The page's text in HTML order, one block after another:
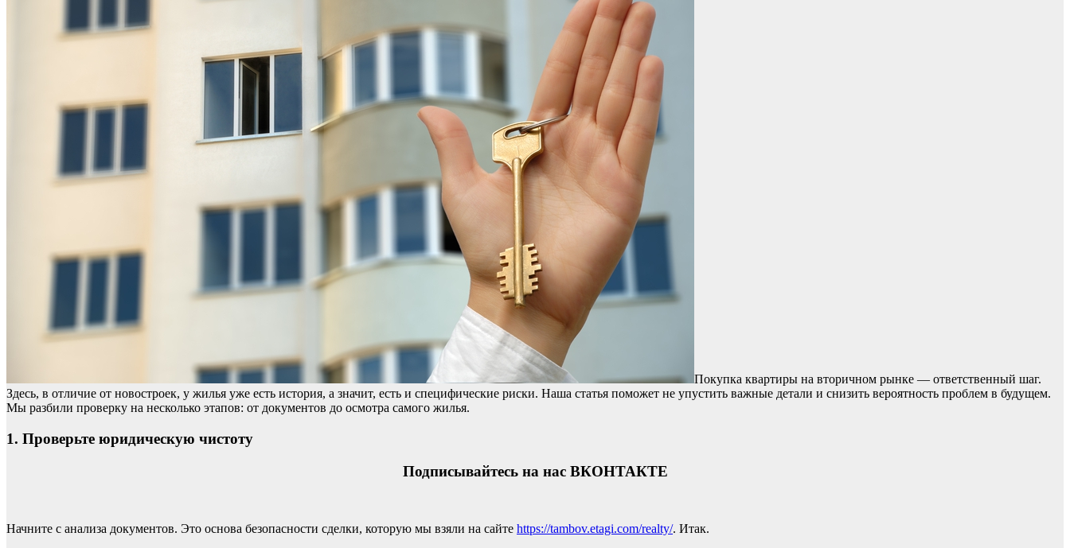
Покупка квартиры на вторичном рынке — ответственный шаг.
Здесь, в отличие от новостроек, у жилья уже есть история, а значит, есть и специфические риски. Наша статья поможет не упустить важные детали и снизить вероятность проблем в будущем.
Мы разбили проверку на несколько этапов: от документов до осмотра самого жилья.
1. Проверьте юридическую чистоту
Подписывайтесь на нас ВКОНТАКТЕ
Начните с анализа документов. Это основа безопасности сделки, которую мы взяли на сайте https://tambov.etagi.com/realty/. Итак.